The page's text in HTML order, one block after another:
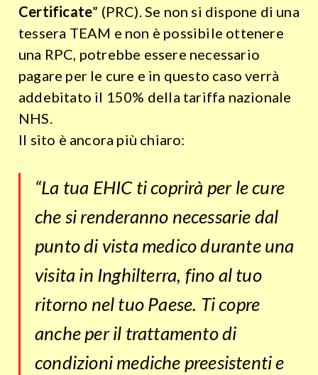
Certificate” (PRC). Se non si dispone di una
tessera TEAM e non è possibile ottenere
una RPC, potrebbe essere necessario
pagare per le cure e in questo caso verrà
addebitato il 150% della tariffa nazionale
NHS.
Il sito è ancora più chiaro:
“La tua EHIC ti coprirà per le cure
che si renderanno necessarie dal
punto di vista medico durante una
visita in Inghilterra, fino al tuo
ritorno nel tuo Paese. Ti copre
anche per il trattamento di
condizioni mediche preesistenti e